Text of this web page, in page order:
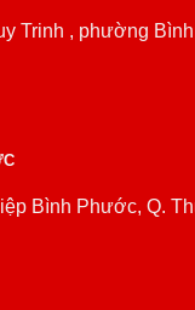
Trinh , phường
Bình Phước, Q.